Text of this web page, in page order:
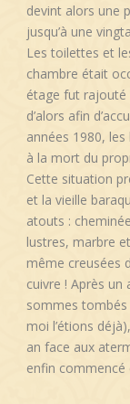
devint alors une
jusqu’à une
Les toilettes et
chambre était
étage fut rajouté
d’alors afin
années 1980,
à la mort du
Cette situation
et la vieille
atouts :
lustres, marbre
même creusées
cuivre ! Après un
sommes
moi l’étions
an face aux
enfin commencé